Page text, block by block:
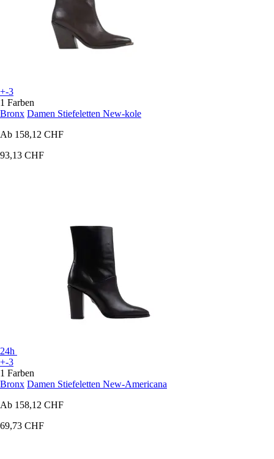
+-3
1 Farben
Bronx Damen Stiefeletten New-kole
Ab 158,12 CHF
93,13 CHF
24h
+-3
1 Farben
Bronx Damen Stiefeletten New-Americana
Ab 158,12 CHF
69,73 CHF